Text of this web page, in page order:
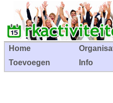
Home
Toevoegen
Info